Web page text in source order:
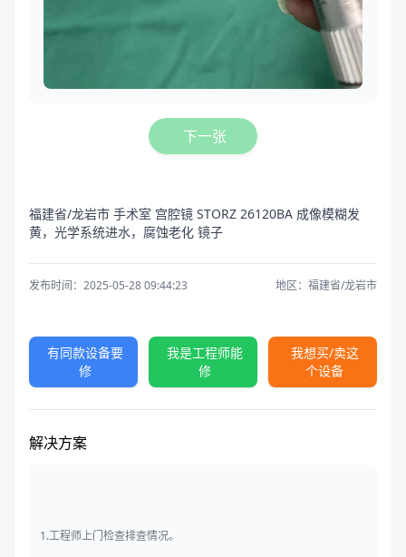
下一张
福建省/龙岩市 手术室 宫腔镜 STORZ 26120BA 成像模糊发
黄，光学系统进水，腐蚀老化 镜子
发布时间：2025-05-28 09:44:23 地区：福建省/龙岩市
有同款设备要
修
我是工程师能
修
我想买/卖这
个设备
解决方案
1.工程师上门检查排查情况。